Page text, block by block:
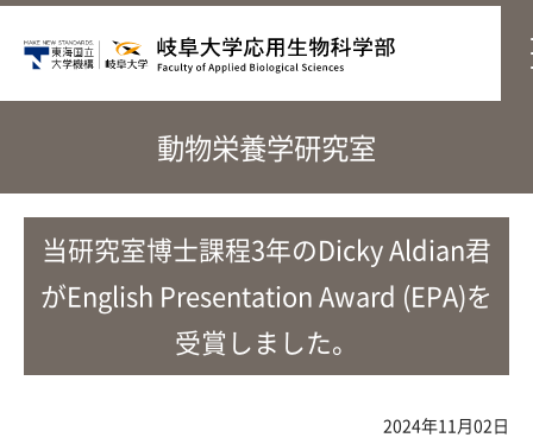
動物栄養学研究室
当研究室博士課程3年のDicky Aldian君
がEnglish Presentation Award (EPA)を
受賞しました。
2024年11月02日